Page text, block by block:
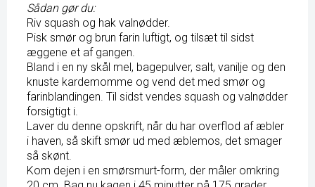
Sådan gør du:
Riv squash og hak valnødder.
Pisk smør og brun farin luftigt, og tilsæt til sidst
æggene et af gangen.
Bland i en ny skål mel, bagepulver, salt, vanilje og den
knuste kardemomme og vend det med smør og
farinblandingen. Til sidst vendes squash og valnødder
forsigtigt i.
Laver du denne opskrift, når du har overflod af æbler
i haven, så skift smør ud med æblemos, det smager
så skønt.
Kom dejen i en smørsmurt-form, der måler omkring